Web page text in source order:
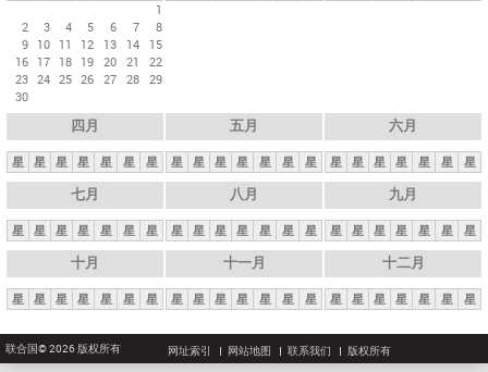
1
2
3 4 5 6 7
8
9 10 11 12 13 14
15
16 17 18 19 20 21
22
23 24 25 26 27 28 29
30
四月
星 星 星 星 星 星 星
五月
星 星 星 星 星 星 星
六月
星 星 星 星 星 星 星
七月
星 星 星 星 星 星 星
八月
星 星 星 星 星 星 星
九月
星 星 星 星 星 星 星
十月
星 星 星 星 星 星 星
十一月
星 星 星 星 星 星 星
十二月
星 星 星 星 星 星 星
联合国© 2026 版权所有 网址索引 网站地图 联系我们 版权所有